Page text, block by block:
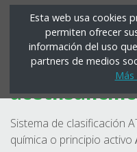
Esta web usa cookies
permiten ofrecer
información del uso
partners de medios
B01AC06 -
Sistema de clasificación
química o principio activo